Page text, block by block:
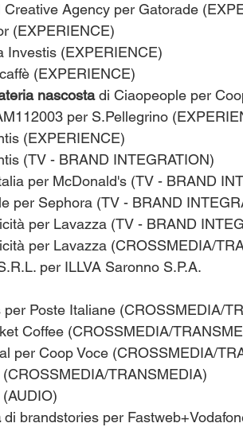
Creative Agency per Gatorade
(EXPERIENCE)
Investis (EXPERIENCE)
(EXPERIENCE)
nascosta di Ciaopeople per
per S.Pellegrino
(EXPERIENCE)
(TV - BRAND INTEGRATION)
per McDonald's (TV - BRAND
per Sephora (TV - BRAND
per Lavazza (TV - BRAND
per Lavazza (CROSSMEDIA/
per ILLVA Saronno S.P.A.
Poste Italiane (CROSSMEDIA/
Coffee (CROSSMEDIA/
per Coop Voce (CROSSMEDIA/
TRANSMEDIA)
di brandstories per